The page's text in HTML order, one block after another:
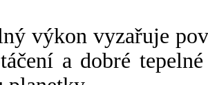
výkon vyzařuje
a dobré